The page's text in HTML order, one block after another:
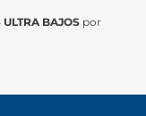
ULTRA BAJOSpor